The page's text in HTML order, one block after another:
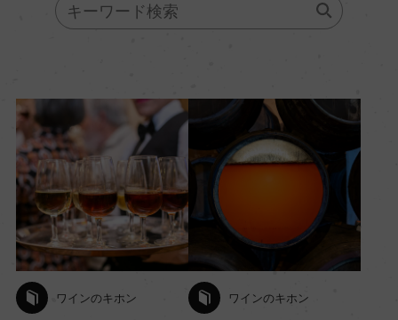
ワインのキホン ワインのキホン